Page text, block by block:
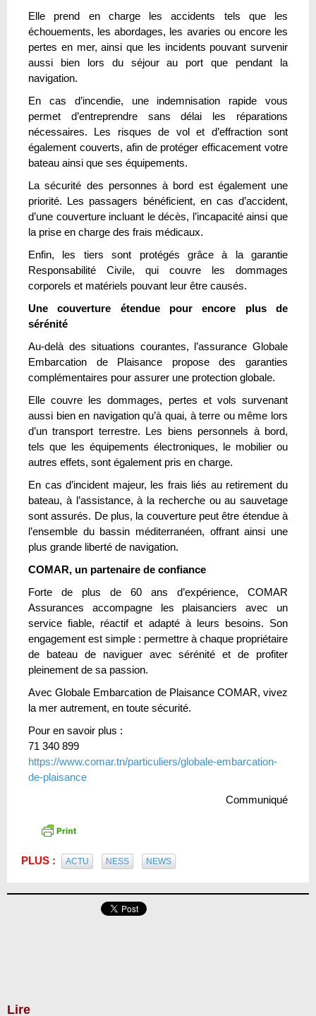
Elle prend en charge les accidents tels que les
échouements, les abordages, les avaries ou encore les
pertes en mer, ainsi que les incidents pouvant survenir
aussi bien lors du séjour au port que pendant la
navigation.
En cas d’incendie, une indemnisation rapide vous
permet d’entreprendre sans délai les réparations
nécessaires. Les risques de vol et d’effraction sont
également couverts, afin de protéger efficacement votre
bateau ainsi que ses équipements.
La sécurité des personnes à bord est également une
priorité. Les passagers bénéficient, en cas d’accident,
d’une couverture incluant le décès, l’incapacité ainsi que
la prise en charge des frais médicaux.
Enfin, les tiers sont protégés grâce à la garantie
Responsabilité Civile, qui couvre les dommages
corporels et matériels pouvant leur être causés.
Une couverture étendue pour encore plus de
sérénité
Au-delà des situations courantes, l’assurance Globale
Embarcation de Plaisance propose des garanties
complémentaires pour assurer une protection globale.
Elle couvre les dommages, pertes et vols survenant
aussi bien en navigation qu’à quai, à terre ou même lors
d’un transport terrestre. Les biens personnels à bord,
tels que les équipements électroniques, le mobilier ou
autres effets, sont également pris en charge.
En cas d’incident majeur, les frais liés au retirement du
bateau, à l’assistance, à la recherche ou au sauvetage
sont assurés. De plus, la couverture peut être étendue à
l’ensemble du bassin méditerranéen, offrant ainsi une
plus grande liberté de navigation.
COMAR, un partenaire de confiance
Forte de plus de 60 ans d’expérience, COMAR
Assurances accompagne les plaisanciers avec un
service fiable, réactif et adapté à leurs besoins. Son
engagement est simple : permettre à chaque propriétaire
de bateau de naviguer avec sérénité et de profiter
pleinement de sa passion.
Avec Globale Embarcation de Plaisance COMAR, vivez
la mer autrement, en toute sécurité.
Pour en savoir plus :
71 340 899
https://www.comar.tn/particuliers/globale-embarcation-
de-plaisance
Communiqué
PLUS : ACTU NESS NEWS
Lire